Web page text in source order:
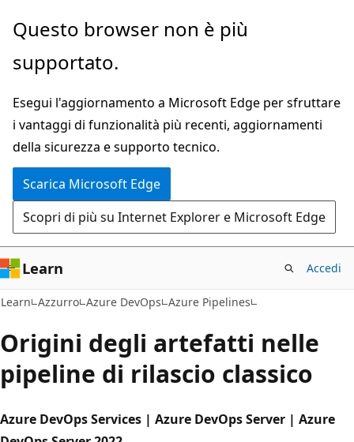
Ignora
passa
contenuto
principale
Questo browser non è più
supportato.
Esegui l'aggiornamento a Microsoft Edge per sfruttare
i vantaggi di funzionalità più recenti, aggiornamenti
della sicurezza e supporto tecnico.
Scarica Microsoft Edge
Scopri di più su Internet Explorer e Microsoft Edge
Learn Accedi
Learn Azzurro Azure DevOps Azure Pipelines
Origini degli artefatti nelle
pipeline di rilascio classico
Azure DevOps Services | Azure DevOps Server | Azure